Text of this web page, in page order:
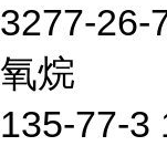
3277-26-
氧烷
135-77-3